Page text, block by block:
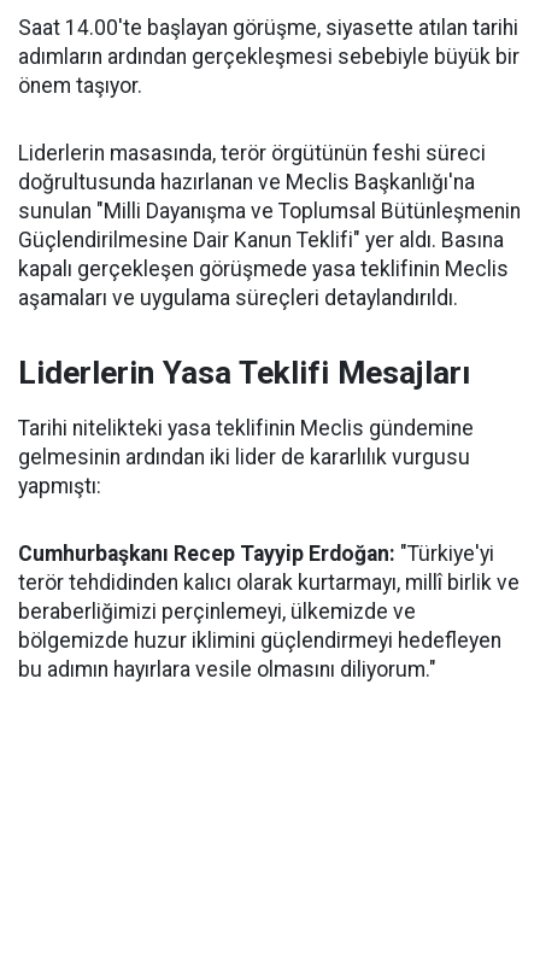
Saat 14.00'te başlayan görüşme, siyasette atılan tarihi
adımların ardından gerçekleşmesi sebebiyle büyük bir
önem taşıyor.
Liderlerin masasında, terör örgütünün feshi süreci
doğrultusunda hazırlanan ve Meclis Başkanlığı'na
sunulan "Milli Dayanışma ve Toplumsal Bütünleşmenin
Güçlendirilmesine Dair Kanun Teklifi" yer aldı. Basına
kapalı gerçekleşen görüşmede yasa teklifinin Meclis
aşamaları ve uygulama süreçleri detaylandırıldı.
Liderlerin Yasa Teklifi Mesajları
Tarihi nitelikteki yasa teklifinin Meclis gündemine
gelmesinin ardından iki lider de kararlılık vurgusu
yapmıştı:
Cumhurbaşkanı Recep Tayyip Erdoğan: "Türkiye'yi
terör tehdidinden kalıcı olarak kurtarmayı, millî birlik ve
beraberliğimizi perçinlemeyi, ülkemizde ve
bölgemizde huzur iklimini güçlendirmeyi hedefleyen
bu adımın hayırlara vesile olmasını diliyorum."